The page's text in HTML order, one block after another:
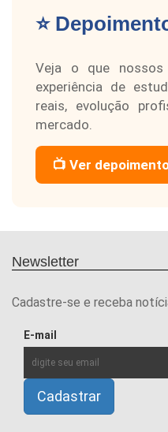
⭐
Veja o que
experiência de
reais, evolução
mercado.
📺 Ver
Newsletter
Cadastre-se e receba
E-mail